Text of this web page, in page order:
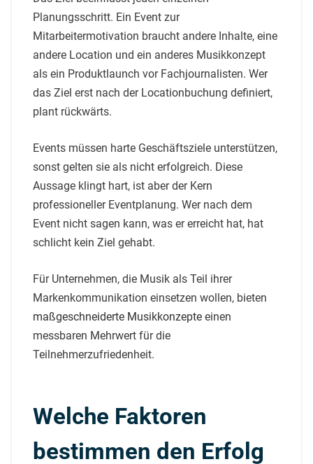
Planungsschritt. Ein Event zur
Mitarbeitermotivation braucht andere Inhalte, eine
andere Location und ein anderes Musikkonzept
als ein Produktlaunch vor Fachjournalisten. Wer
das Ziel erst nach der Locationbuchung definiert,
plant rückwärts.
Events müssen harte Geschäftsziele unterstützen,
sonst gelten sie als nicht erfolgreich. Diese
Aussage klingt hart, ist aber der Kern
professioneller Eventplanung. Wer nach dem
Event nicht sagen kann, was er erreicht hat, hat
schlicht kein Ziel gehabt.
Für Unternehmen, die Musik als Teil ihrer
Markenkommunikation einsetzen wollen, bieten
maßgeschneiderte Musikkonzepte einen
messbaren Mehrwert für die
Teilnehmerzufriedenheit.
Welche Faktoren
bestimmen den Erfolg